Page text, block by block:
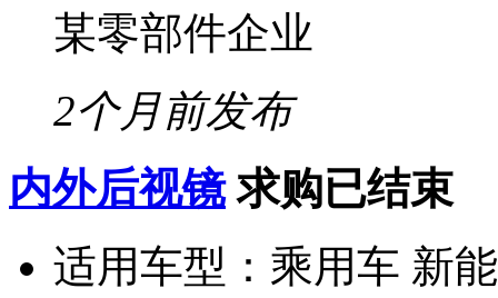
某零部件企业
2个月前发布
内外后视镜 求购已结束
适用车型： 乘用车 新